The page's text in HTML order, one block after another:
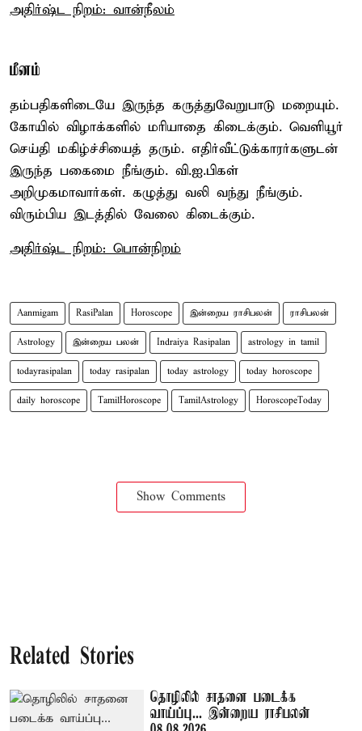
அதிர்ஷ்ட நிறம்: வான்நீலம்
மீனம்
தம்பதிகளிடையே இருந்த கருத்துவேறுபாடு மறையும்.
கோயில் விழாக்களில் மரியாதை கிடைக்கும். வெளியூர்
செய்தி மகிழ்ச்சியைத் தரும். எதிர்வீட்டுக்காரர்களுடன்
இருந்த பகைமை நீங்கும். வி.ஐ.பிகள்
அறிமுகமாவார்கள். கழுத்து வலி வந்து நீங்கும்.
விரும்பிய இடத்தில் வேலை கிடைக்கும்.
அதிர்ஷ்ட நிறம்: பொன்நிறம்
Aanmigam RasiPalan Horoscope இன்றைய ராசிபலன் ராசிபலன்
Astrology இன்றைய பலன் Indraiya Rasipalan astrology in tamil
todayrasipalan today rasipalan today astrology today horoscope
daily horoscope TamilHoroscope TamilAstrology HoroscopeToday
Show Comments
Related Stories
தொழிலில் சாதனை படைக்க
வாய்ப்பு... இன்றைய ராசிபலன்